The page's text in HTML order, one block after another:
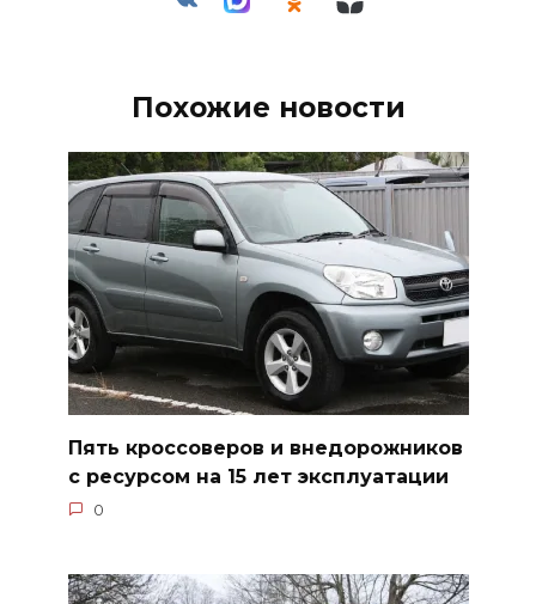
Похожие новости
Пять кроссоверов и внедорожников
с ресурсом на 15 лет эксплуатации
0